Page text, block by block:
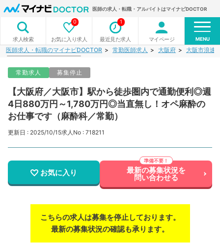
医師の求人・転職・アルバイトはマイナビDOCTOR
求人検索 お気に入り求人
0
最近見た求人
1
マイページ MENU
医師求人・転職のマイナビDOCTOR 常勤医師求人 大阪府 大阪市浪速
常勤求人 募集停止
【大阪府／大阪市】駅から徒歩圏内で通勤便利◎週
4日880万円～1,780万円◎当直無し！オペ麻酔の
お仕事です（麻酔科／常勤）
更新日 : 2025/10/15求人No : 718211
お気に入り 最新の募集状況を
問い合わせる
こちらの求人は募集を停止しております。
最新の募集状況の確認も承ります。